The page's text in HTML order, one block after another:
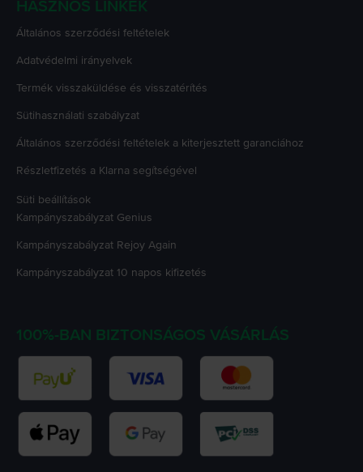
HASZNOS LINKEK
Általános szerződési feltételek
Adatvédelmi irányelvek
Termék visszaküldése és visszatérítés
Sütihasználati szabályzat
Általános szerződési feltételek a kiterjesztett garanciához
Részletfizetés a Klarna segítségével
Süti beállítások
Kampányszabályzat Genius
Kampányszabályzat Rejoy Again
Kampányszabályzat 10 napos kifizetés
100%-BAN BIZTONSÁGOS VÁSÁRLÁS